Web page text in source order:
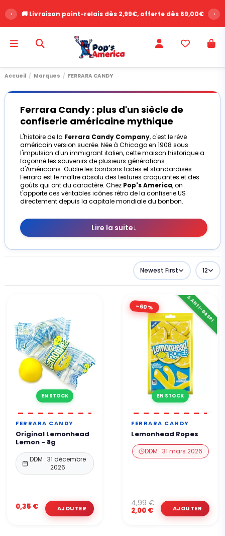
‹ 🚚 Livraison point-relais dès 2,99€, offerte dès 69,00€ ›
Accueil Marques FERRARA CANDY
Ferrara Candy : plus d'un siècle de
confiserie américaine mythique
L'histoire de la Ferrara Candy Company, c'est le rêve
américain version sucrée. Née à Chicago en 1908 sous
l'impulsion d'un immigrant italien, cette maison historique a
façonné les souvenirs de plusieurs générations
d'Américains. Oublie les bonbons fades et standardisés :
Ferrara est le maître absolu des textures croquantes et des
goûts qui ont du caractère. Chez Pop's America, on
t'apporte ces véritables icônes rétro de la confiserie US
directement depuis la capitale mondiale du bonbon.
Lire la suite↓
Newest First 12
EN STOCK
FERRARA CANDY
Original Lemonhead
Lemon - 8g
DDM : 31 décembre
2026
0,35 €
-60%
EN STOCK
⚠️ ANTI-GASPI
FERRARA CANDY
Lemonhead Ropes
DDM : 31 mars 2026
2,00 €
4,99 €